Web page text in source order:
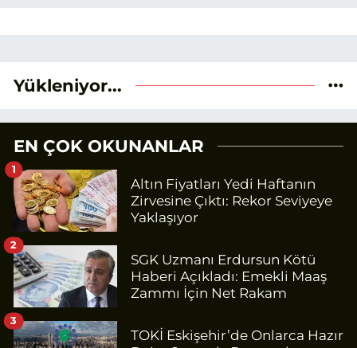
Yükleniyor...
EN ÇOK OKUNANLAR
Altın Fiyatları Yedi Haftanın
Zirvesine Çıktı: Rekor Seviyeye
Yaklaşıyor
1
SGK Uzmanı Erdursun Kötü
Haberi Açıkladı: Emekli Maaş
Zammı İçin Net Rakam
2
TOKİ Eskişehir’de Onlarca Hazır
3